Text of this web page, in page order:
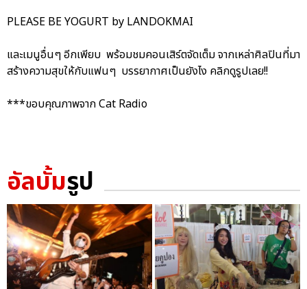
PLEASE BE YOGURT by LANDOKMAI
และเมนูอื่นๆ อีกเพียบ พร้อมชมคอนเสิร์ตจัดเต็ม จากเหล่าศิลปินที่มา
สร้างความสุขให้กับแฟนๆ บรรยากาศเป็นยังไง คลิกดูรูปเลย!!
***ขอบคุณภาพจาก Cat Radio
อัลบั้มรูป